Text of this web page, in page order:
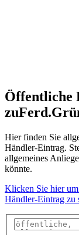
Öffentliche
zu
Hier finden Sie
Händler-Eintrag.
allgemeines
könnte.
Klicken Sie hier
Händler-Eintrag zu